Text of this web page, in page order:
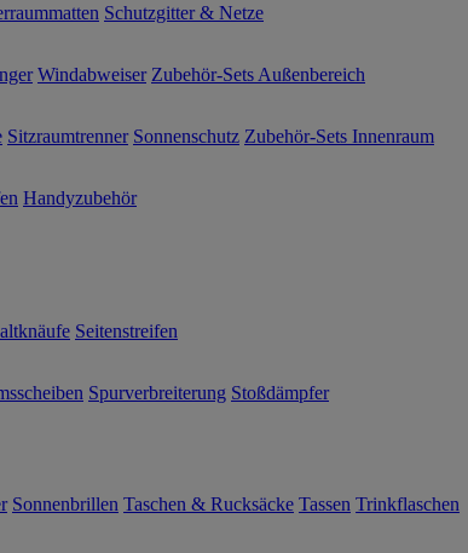
Schutzgitter & Netze
Windabweiser Zubehör-Sets Außenbereich
Sitzraumtrenner Sonnenschutz Zubehör-Sets Innenraum
Handyzubehör
Seitenstreifen
Spurverbreiterung Stoßdämpfer
Sonnenbrillen Taschen & Rucksäcke Tassen Trinkflaschen